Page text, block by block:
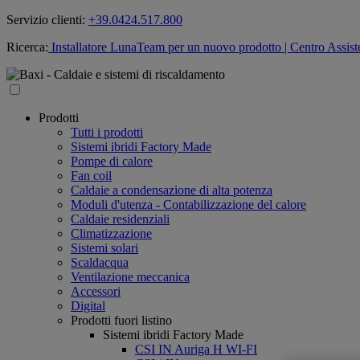
Servizio clienti: +39.0424.517.800
Ricerca: Installatore LunaTeam per un nuovo prodotto | Centro
Prodotti
Tutti i prodotti
Sistemi ibridi Factory Made
Pompe di calore
Fan coil
Caldaie a condensazione di alta potenza
Moduli d'utenza - Contabilizzazione del calore
Caldaie residenziali
Climatizzazione
Sistemi solari
Scaldacqua
Ventilazione meccanica
Accessori
Digital
Prodotti fuori listino
Sistemi ibridi Factory Made
CSI IN Auriga H WI-FI